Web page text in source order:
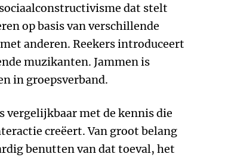
dat stelt
op basis van verschillende
anderen. Reekers introduceert
muzikanten. Jammen is
in groepsverband.
vergelijkbaar met de kennis die
creëert. Van groot belang
benutten van dat toeval, het